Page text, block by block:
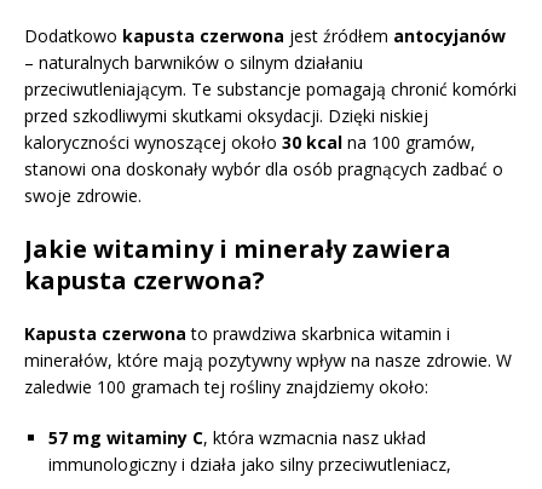
Dodatkowo kapusta czerwona jest źródłem antocyjanów
– naturalnych barwników o silnym działaniu
przeciwutleniającym. Te substancje pomagają chronić komórki
przed szkodliwymi skutkami oksydacji. Dzięki niskiej
kaloryczności wynoszącej około 30 kcal na 100 gramów,
stanowi ona doskonały wybór dla osób pragnących zadbać o
swoje zdrowie.
Jakie witaminy i minerały zawiera
kapusta czerwona?
Kapusta czerwona to prawdziwa skarbnica witamin i
minerałów, które mają pozytywny wpływ na nasze zdrowie. W
zaledwie 100 gramach tej rośliny znajdziemy około:
57 mg witaminy C, która wzmacnia nasz układ
immunologiczny i działa jako silny przeciwutleniacz,